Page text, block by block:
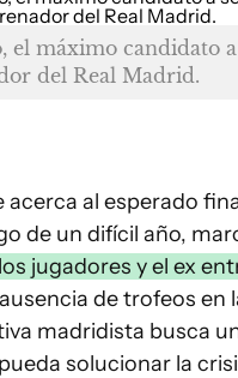
el máximo candidato
del Real Madrid.
acerca al esperado
de un difícil año,
jugadores y el ex
de trofeos en
madridista busca
solucionar la